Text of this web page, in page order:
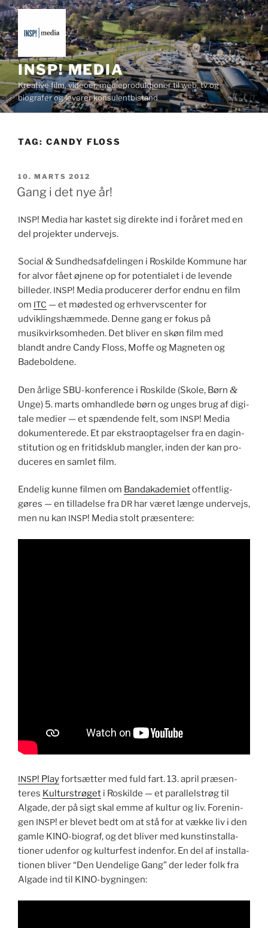
Videre
til
indhold
INSP! MEDIA
Kreative film, videoer, medieproduktioner til web, tv og
biografer og leverer konsulentbistand
TAG: CANDY FLOSS
UDGIVET
DEN
10. MARTS 2012
Gang i det nye år!
INSP! Media har kastet sig direk­te ind i foråret med en
del pro­jek­ter undervejs.
Social & Sund­hed­safdelin­gen i Roskilde Kom­mune har
for alvor fået øjnene op for poten­tialet i de lev­ende
billed­er. INSP! Media pro­duc­er­er der­for end­nu en film
om ITC — et mødest­ed og erhvervs­cen­ter for
udvikling­shæmmede. Denne gang er fokus på
musikvirk­somhe­den. Det bliv­er en skøn film med
blandt andre Can­dy Floss, Moffe og Mag­neten og
Badeboldene.
Den årlige SBU-kon­fer­ence i Roskilde (Skole, Børn &
Unge) 5. marts omhan­dlede børn og unges brug af dig­i­
tale medi­er — et spæn­dende felt, som INSP! Media
doku­menterede. Et par ekstraop­tagelser fra en dagin­
sti­tu­tion og en fritid­sklub man­gler, inden der kan pro­
duc­eres en sam­let film.
Endelig kunne fil­men om Ban­dakademietoffentlig­
gøres — en tilladelse fra DR har været længe under­ve­js,
men nu kan INSP! Media stolt præsentere:
INSP! Playfort­sæt­ter med fuld fart. 13. april præsen­
teres Kul­turstrøget i Roskilde — et par­al­lel­strøg til
Algade, der på sigt skal emme af kul­tur og liv. Forenin­
gen INSP! er blevet bedt om at stå for at vække liv i den
gam­le KINO-biograf, og det bliv­er med kun­stin­stal­la­
tion­er uden­for og kul­tur­fest inden­for. En del af instal­la­
tio­nen bliv­er “Den Uen­delige Gang” der led­er folk fra
Algade ind til KINO-bygningen: